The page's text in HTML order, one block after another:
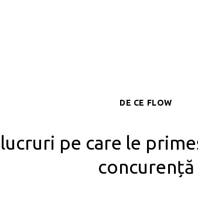
DE CE FLOW
pe care le
concurență